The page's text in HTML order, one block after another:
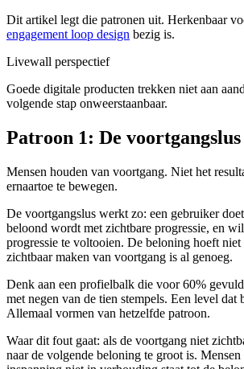
Dit artikel legt die patronen uit. Herkenbaar
engagement loop design bezig is.
Livewall perspectief
Goede digitale producten trekken niet aan
volgende stap onweerstaanbaar.
Patroon 1: De voortgangslus
Mensen houden van voortgang. Niet het
ernaartoe te bewegen.
De voortgangslus werkt zo: een gebruiker
beloond wordt met zichtbare progressie, en
progressie te voltooien. De beloning hoeft
zichtbaar maken van voortgang is al genoeg.
Denk aan een profielbalk die voor 60%
met negen van de tien stempels. Een level dat
Allemaal vormen van hetzelfde patroon.
Waar dit fout gaat: als de voortgang niet
naar de volgende beloning te groot is. Mensen